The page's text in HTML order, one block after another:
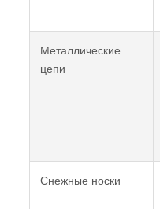
Металлические
цепи
Снежные носки